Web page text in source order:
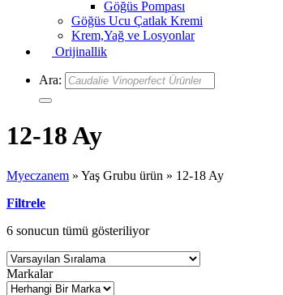
Göğüs Pompası
Göğüs Ucu Çatlak Kremi
Krem,Yağ ve Losyonlar
Orijinallik
Ara:
12-18 Ay
Myeczanem » Yaş Grubu ürün » 12-18 Ay
Filtrele
6 sonucun tümü gösteriliyor
Markalar